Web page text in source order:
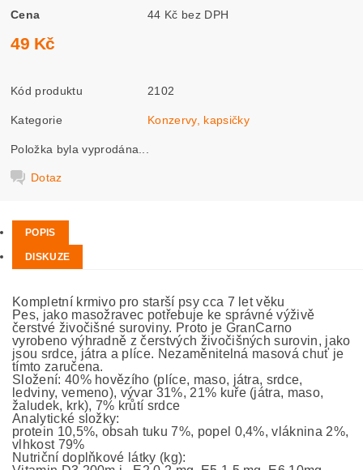
Cena 44 Kč bez DPH
49 Kč
Kód produktu 2102
Kategorie Konzervy, kapsičky
Položka byla vyprodána...
Dotaz
POPIS
DISKUZE
Kompletní krmivo pro starší psy cca 7 let věku
Pes, jako masožravec potřebuje ke správné výživě
čerstvé živočišné suroviny. Proto je GranCarno
vyrobeno výhradně z čerstvých živočišných surovin, jako
jsou srdce, játra a plíce. Nezaměnitelná masová chuť je
tímto zaručena.
Složení: 40% hovězího (plíce, maso, játra, srdce,
ledviny, vemeno), vývar 31%, 21% kuře (játra, maso,
žaludek, krk), 7% krůtí srdce
Analytické složky:
protein 10,5%, obsah tuku 7%, popel 0,4%, vláknina 2%,
vlhkost 79%
Nutriční doplňkové látky (kg):